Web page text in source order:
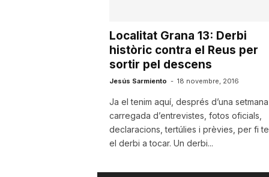
t
d
e
Localitat Grana 13: Derbi
històric contra el Reus per
sortir pel descens
Jesús Sarmiento - 18 novembre, 2016
Ja el tenim aquí, després d’una setmana
carregada d’entrevistes, fotos oficials,
declaracions, tertúlies i prèvies, per fi
el derbi a tocar. Un derbi...